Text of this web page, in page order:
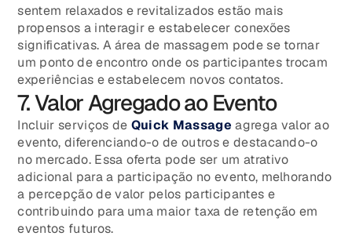
sentem relaxados e revitalizados estão mais
propensos a interagir e estabelecer conexões
significativas. A área de massagem pode se tornar
um ponto de encontro onde os participantes trocam
experiências e estabelecem novos contatos.
7. Valor Agregado ao Evento
Incluir serviços de Quick Massage agrega valor ao
evento, diferenciando-o de outros e destacando-o
no mercado. Essa oferta pode ser um atrativo
adicional para a participação no evento, melhorando
a percepção de valor pelos participantes e
contribuindo para uma maior taxa de retenção em
eventos futuros.